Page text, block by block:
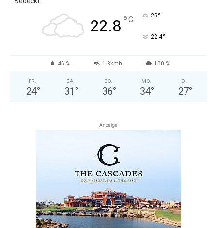
22.8°C 25°
22.4°
46 % 1.8kmh 100 %
FR.
24°
SA.
31 °
SO.
36°
MO.
34°
DI.
27°
Anzeige